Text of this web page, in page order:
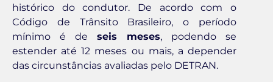
histórico do condutor. De acordo com o
Código de Trânsito Brasileiro, o período
mínimo é de seis meses, podendo se
estender até 12 meses ou mais, a depender
das circunstâncias avaliadas pelo DETRAN.